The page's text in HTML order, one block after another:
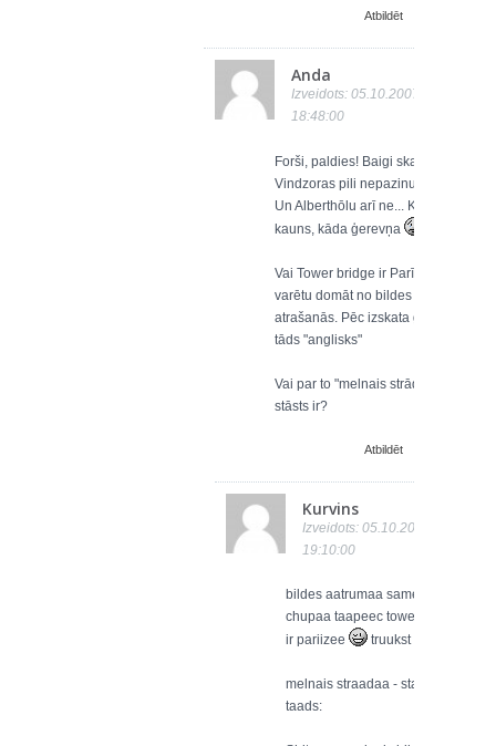
Atbildēt
Anda
Izveidots: 05.10.2007
18:48:00
Forši, paldies! Baigi skaisti
Vindzoras pili nepazinu...
Un Alberthōlu arī ne... Kāds
kauns, kāda ģerevņa
Vai Tower bridge ir Parīzē? Tā
varētu domāt no bildes
atrašanās. Pēc izskata gan
tāds "anglisks"
Vai par to "melnais strādā"
stāsts ir?
Atbildēt
Kurvins
Izveidots: 05.10.2007
19:10:00
bildes aatrumaa sametu
chupaa taapeec tower bridge
ir pariizee
truukst laika.
melnais straadaa - staasts ir
taads: